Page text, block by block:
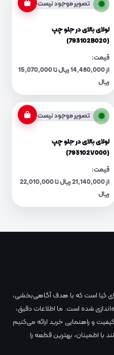
تصویر موجود نیست
لولای بالای در جلو چپ
(793102B020)
قیمت:
از 14,480,000 ریال تا 15,070,000
ریال
تصویر موجود نیست
لولای بالای در جلو چپ
(793102V000)
قیمت:
از 21,140,000 ریال تا 22,010,000
ریال
است که با هدف آگاهی‌بخشی،
شده است. ما اطلاعات دقیق،
و راهنمایی خرید ارائه می‌کنیم
با اطمینان، بهترین قطعه را